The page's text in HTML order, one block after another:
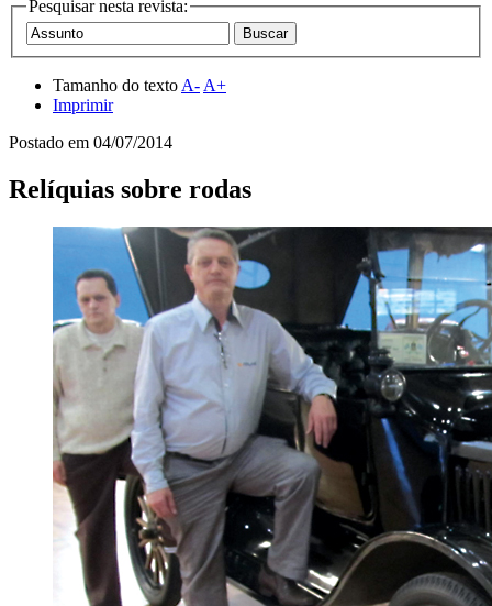
Pesquisar nesta revista:
Tamanho do texto A- A+
Imprimir
Postado em 04/07/2014
Relíquias sobre rodas